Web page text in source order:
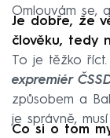
Omlouvám se,
Je dobře, že
člověku, tedy
To je těžko
expremiér
způsobem a
je správně,
Co si o tom